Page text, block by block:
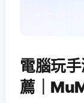
電腦玩
薦｜